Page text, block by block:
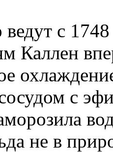
ведут с
Каллен
с
не в